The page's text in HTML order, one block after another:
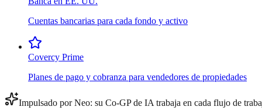
Cuentas bancarias para cada fondo y activo
Covercy Prime
Planes de pago y cobranza para vendedores de propiedades
Impulsado por Neo: su Co-GP de IA trabaja en cada flujo de